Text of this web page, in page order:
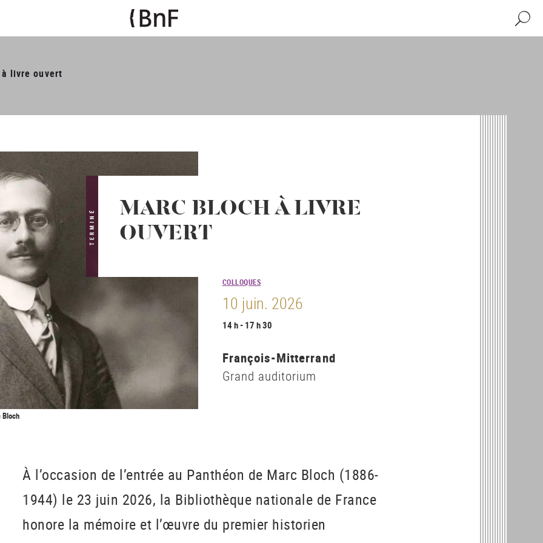
livre ouvert
TERMINÉ
MARC BLOCH À LIVRE
OUVERT
COLLOQUES
10 juin. 2026
14 h - 17 h 30
François-Mitterrand
Grand auditorium
À l’occasion de l’entrée au Panthéon de Marc Bloch (1886-
1944) le 23 juin 2026, la Bibliothèque nationale de France
honore la mémoire et l’œuvre du premier historien